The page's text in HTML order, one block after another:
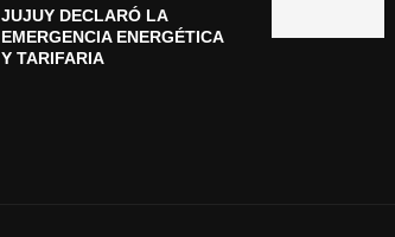
JUJUY DECLARÓ LA
EMERGENCIA ENERGÉTICA
Y TARIFARIA